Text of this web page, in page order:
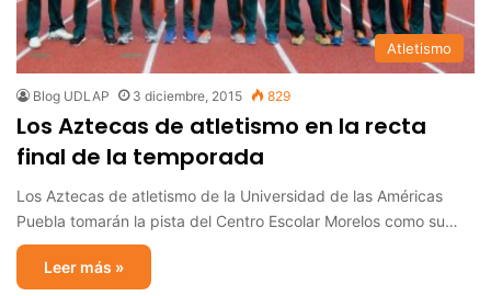
Atletismo
Blog UDLAP 3 diciembre, 2015 829
Los Aztecas de atletismo en la recta
final de la temporada
Los Aztecas de atletismo de la Universidad de las Américas
Puebla tomarán la pista del Centro Escolar Morelos como su…
Leer más »